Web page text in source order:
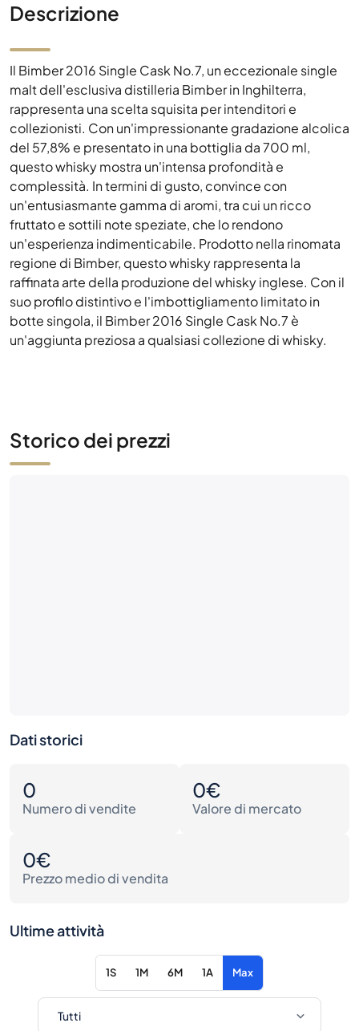
Descrizione
Il Bimber 2016 Single Cask No.7, un eccezionale single
malt dell'esclusiva distilleria Bimber in Inghilterra,
rappresenta una scelta squisita per intenditori e
collezionisti. Con un'impressionante gradazione alcolica
del 57,8% e presentato in una bottiglia da 700 ml,
questo whisky mostra un'intensa profondità e
complessità. In termini di gusto, convince con
un'entusiasmante gamma di aromi, tra cui un ricco
fruttato e sottili note speziate, che lo rendono
un'esperienza indimenticabile. Prodotto nella rinomata
regione di Bimber, questo whisky rappresenta la
raffinata arte della produzione del whisky inglese. Con il
suo profilo distintivo e l'imbottigliamento limitato in
botte singola, il Bimber 2016 Single Cask No.7 è
un'aggiunta preziosa a qualsiasi collezione di whisky.
Storico dei prezzi
Dati storici
0
Numero di vendite
0€
Valore di mercato
0€
Prezzo medio di vendita
Ultime attività
1S 1M 6M 1A Max